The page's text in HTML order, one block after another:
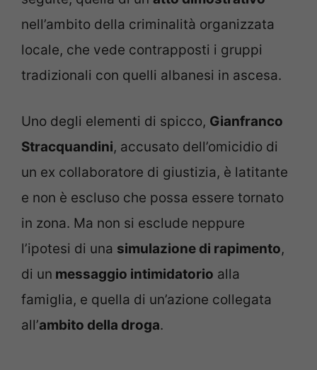
nell’ambito della criminalità organizzata
locale, che vede contrapposti i gruppi
tradizionali con quelli albanesi in ascesa.
Uno degli elementi di spicco, Gianfranco
Stracquandini, accusato dell’omicidio di
un ex collaboratore di giustizia, è latitante
e non è escluso che possa essere tornato
in zona. Ma non si esclude neppure
l’ipotesi di una simulazione di rapimento,
di un messaggio intimidatorio alla
famiglia, e quella di un’azione collegata
all’ambito della droga.